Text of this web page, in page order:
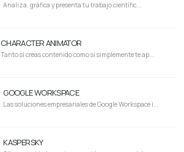
Analiza, gráfica y presenta tu trabajo científic...
CHARACTER ANIMATOR
Tanto si creas contenido como si simplemente te ap...
GOOGLE WORKSPACE
Las soluciones empresariales de Google Workspace i...
KASPERSKY